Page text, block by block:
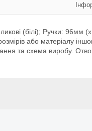
(білі); Ручки: 96мм
або матеріалу
та схема виробу.